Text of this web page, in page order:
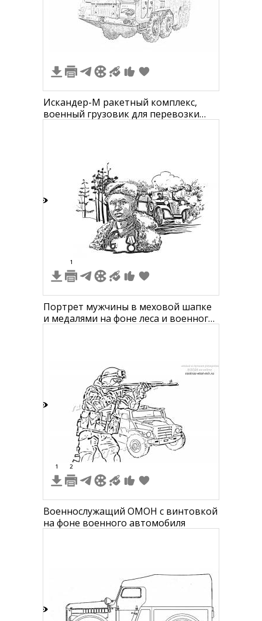
Искандер-М ракетный комплекс,
военный грузовик для перевозки
1
Портрет мужчины в меховой шапке
и медалями на фоне леса и военного
1 2
Военнослужащий ОМОН с винтовкой
на фоне военного автомобиля